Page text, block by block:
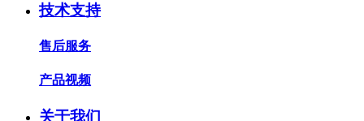
技术支持
售后服务
产品视频
关于我们